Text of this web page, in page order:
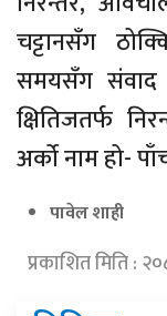
चट्टानसँग
समयसँग संवाद
क्षितिजतर्फ
अर्को नाम हो-
पावेल शाही
प्रकाशित मिति :